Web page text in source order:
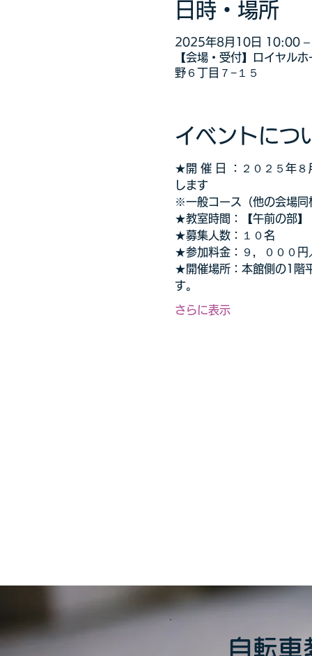
日時・場所
2025年8月10日 10:00
【会場・受付】ロイヤル
野６丁目７−１５
イベントにつ
★開 催 日 ：２０２５年８
します
※一般コース（他の会場同
★教室時間：【午前の部】
★募集人数：１０名
★参加料金：９，０００円
★開催場所：本館側の1階
す。
さらに表示
このイベント
自転車